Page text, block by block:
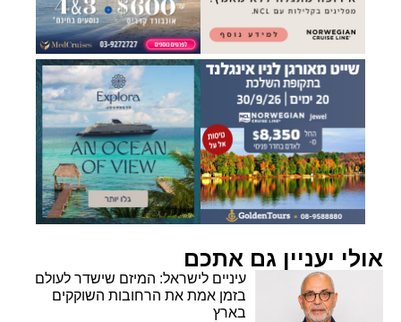
אולי יעניין גם אתכם
עיניים לישראל: המיזם שישדר לעולם
בזמן אמת את הרחובות השוקקים
בארץ